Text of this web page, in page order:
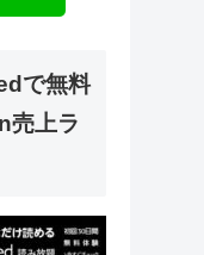
で無料
売上ラ